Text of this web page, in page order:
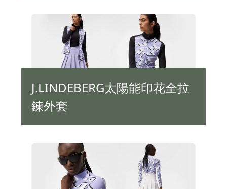
J.LINDEBERG太陽能印花全拉
鍊外套